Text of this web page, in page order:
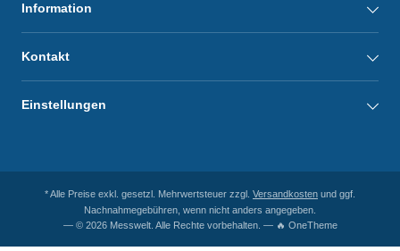
Information
Kontakt
Einstellungen
* Alle Preise exkl. gesetzl. Mehrwertsteuer zzgl. Versandkosten und ggf.
Nachnahmegebühren, wenn nicht anders angegeben.
— © 2026 Messwelt. Alle Rechte vorbehalten. — 🔥 OneTheme